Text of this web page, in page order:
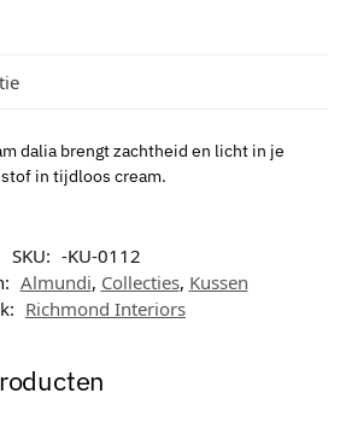
dalia brengt zachtheid en licht in je
in tijdloos cream.
SKU: -KU-0112
Almundi, Collecties, Kussen
Richmond Interiors